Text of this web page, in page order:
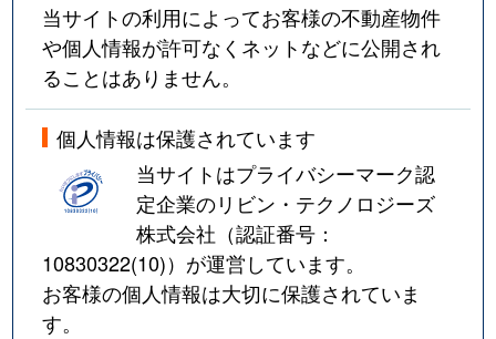
当サイトの利用によってお客様の不動産物件
や個人情報が許可なくネットなどに公開され
ることはありません。
個人情報は保護されています
当サイトはプライバシーマーク認
定企業のリビン・テクノロジーズ
株式会社（認証番号：
10830322(10)）が運営しています。
お客様の個人情報は大切に保護されていま
す。